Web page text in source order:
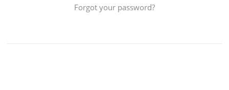
Forgot your password?